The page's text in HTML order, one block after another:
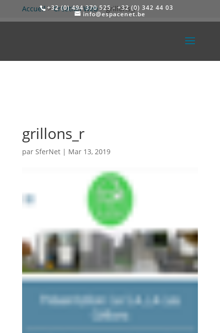
+32 (0) 494 370 525 - +32 (0) 342 44 03
info@espacenet.be
Accueil>Création Web>grillons_r
grillons_r
par SferNet| Mar 13, 2019